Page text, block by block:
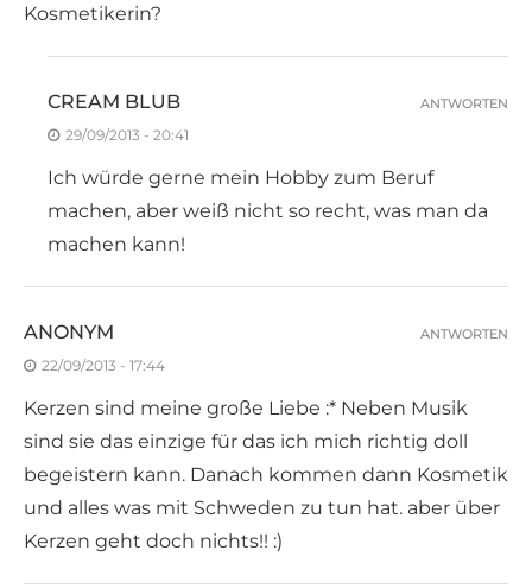
Kosmetikerin?
CREAM BLUB
29/09/2013 - 20:41
Ich würde gerne mein Hobby zum Beruf
machen, aber weiß nicht so recht, was man da
machen kann!
ANTWORTEN
ANONYM
22/09/2013 - 17:44
Kerzen sind meine große Liebe :* Neben Musik
sind sie das einzige für das ich mich richtig doll
begeistern kann. Danach kommen dann Kosmetik
und alles was mit Schweden zu tun hat. aber über
Kerzen geht doch nichts!! :)
ANTWORTEN